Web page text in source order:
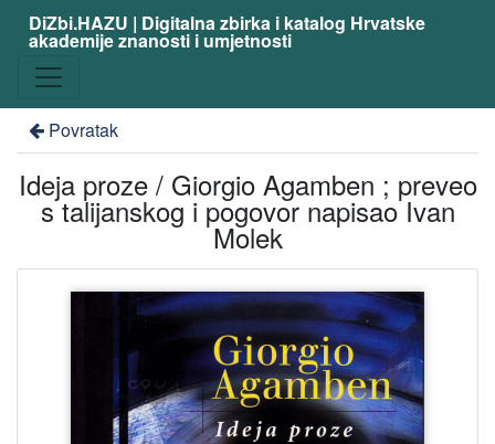
DiZbi.HAZU | Digitalna zbirka i katalog Hrvatske
akademije znanosti i umjetnosti
Povratak
Ideja proze / Giorgio Agamben ; preveo
s talijanskog i pogovor napisao Ivan
Molek